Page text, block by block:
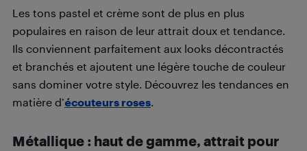
Les tons pastel et crème sont de plus en plus
populaires en raison de leur attrait doux et tendance.
Ils conviennent parfaitement aux looks décontractés
et branchés et ajoutent une légère touche de couleur
sans dominer votre style. Découvrez les tendances en
matière d’écouteurs roses.
Métallique : haut de gamme, attrait pour